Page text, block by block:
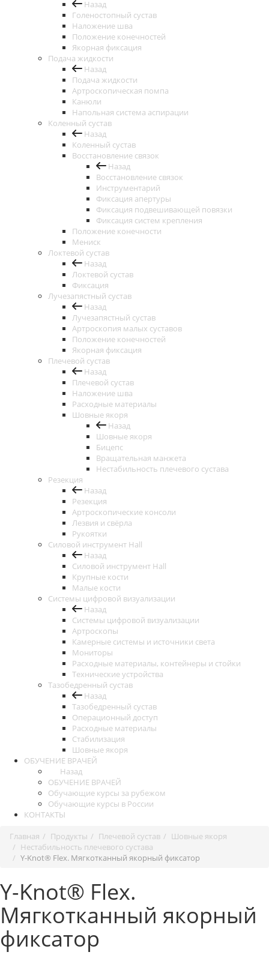
Назад
Голеностопный сустав
Наложение шва
Положение конечностей
Якорная фиксация
Подача жидкости
Назад
Подача жидкости
Артроскопическая помпа
Канюли
Напольная система аспирации
Коленный сустав
Назад
Коленный сустав
Восстановление связок
Назад
Восстановление связок
Инструментарий
Фиксация апертуры
Фиксация подвешивающей повязки
Фиксация систем крепления
Положение конечности
Мениск
Локтевой сустав
Назад
Локтевой сустав
Фиксация
Лучезапястный сустав
Назад
Лучезапястный сустав
Артроскопия малых суставов
Положение конечностей
Якорная фиксация
Плечевой сустав
Назад
Плечевой сустав
Наложение шва
Расходные материалы
Шовные якоря
Назад
Шовные якоря
Бицепс
Вращательная манжета
Нестабильность плечевого сустава
Резекция
Назад
Резекция
Артроскопические консоли
Лезвия и свёрла
Рукоятки
Силовой инструмент Hall
Назад
Силовой инструмент Hall
Крупные кости
Малые кости
Системы цифровой визуализации
Назад
Системы цифровой визуализации
Артроскопы
Камерные системы и источники света
Мониторы
Расходные материалы, контейнеры и стойки
Технические устройства
Тазобедренный сустав
Назад
Тазобедренный сустав
Операционный доступ
Расходные материалы
Стабилизация
Шовные якоря
ОБУЧЕНИЕ ВРАЧЕЙ
Назад
ОБУЧЕНИЕ ВРАЧЕЙ
Обучающие курсы за рубежом
Обучающие курсы в России
КОНТАКТЫ
Главная
Продукты Плечевой сустав
Шовные якоря
Нестабильность плечевого сустава
Y-Knot® Flex. Мягкотканный якорный фиксатор
Y-Knot® Flex.
Мягкотканный якорный
фиксатор